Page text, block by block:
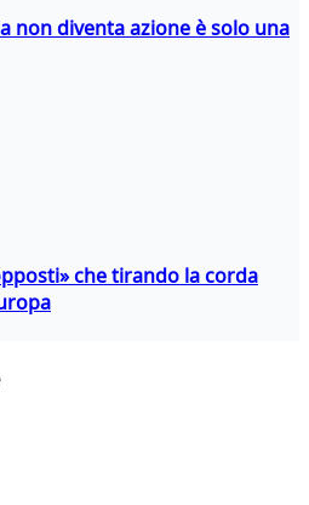
non diventa azione è solo una
che tirando la corda